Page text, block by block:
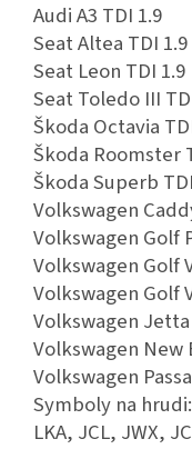
Audi A3 TDI 1.9
Seat Altea TDI 1.9
Seat Leon TDI 1.9
Seat Toledo III
Škoda Octavia
Škoda Roomster
Škoda Superb
Volkswagen
Volkswagen Golf
Volkswagen Golf
Volkswagen Golf
Volkswagen Jetta
Volkswagen New
Volkswagen
Symboly na hrudi:
LKA, JCL, JWX,